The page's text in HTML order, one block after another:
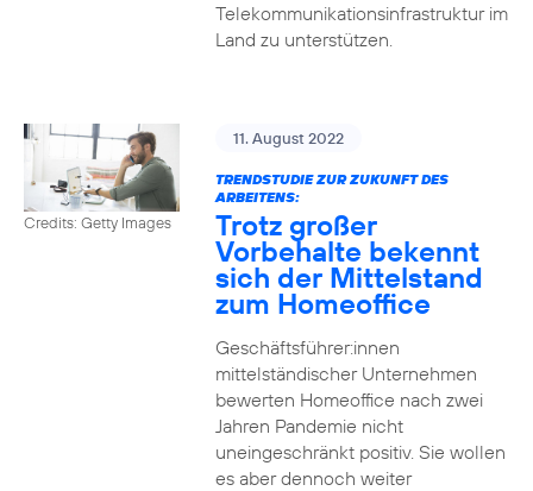
Telekommunikationsinfrastruktur im
Land zu unterstützen.
Credits: Getty Images
11. August 2022
TRENDSTUDIE ZUR ZUKUNFT DES
ARBEITENS:
Trotz großer
Vorbehalte bekennt
sich der Mittelstand
zum Homeoffice
Geschäftsführer:innen
mittelständischer Unternehmen
bewerten Homeoffice nach zwei
Jahren Pandemie nicht
uneingeschränkt positiv. Sie wollen
es aber dennoch weiter